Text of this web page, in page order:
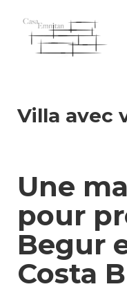
vila-
vila-
Villa avec
Une
pour
Begur
Costa